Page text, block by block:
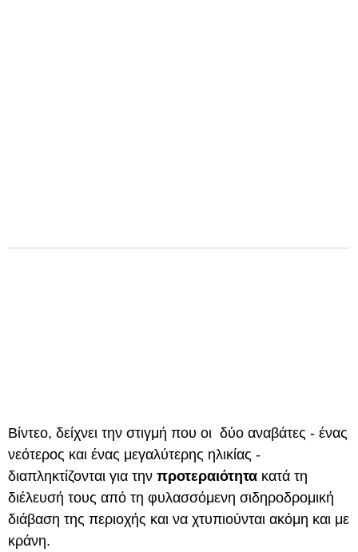
Βίντεο, δείχνει την στιγμή που οι δύο αναβάτες - ένας
νεότερος και ένας μεγαλύτερης ηλικίας -
διαπληκτίζονται για την προτεραιότητα κατά τη
διέλευσή τους από τη φυλασσόμενη σιδηροδρομική
διάβαση της περιοχής και να χτυπιούνται ακόμη και με
κράνη.